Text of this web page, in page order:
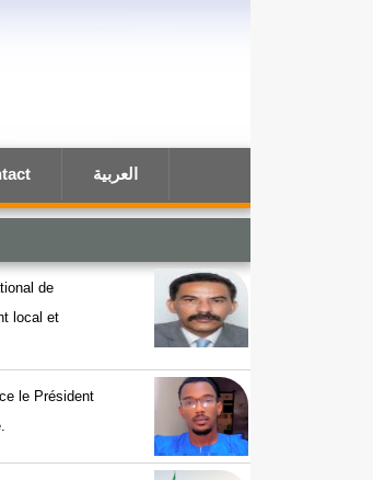
العربية
de
local et
le Président